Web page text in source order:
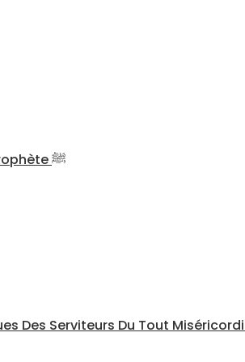
Les épouses du prophète ﷺ
Des Serviteurs Du Tout